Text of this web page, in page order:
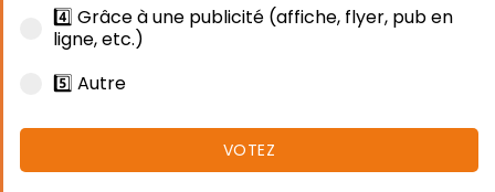
4️⃣ Grâce à une publicité (affiche, flyer, pub en
ligne, etc.)
5️⃣ Autre
VOTEZ